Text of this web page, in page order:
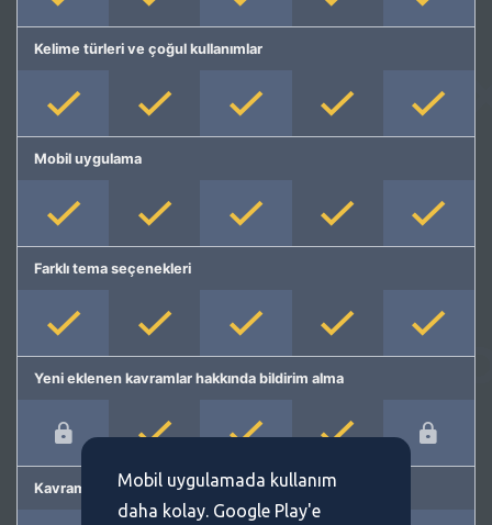
Kelime türleri ve çoğul kullanımlar
Mobil uygulama
Farklı tema seçenekleri
Yeni eklenen kavramlar hakkında bildirim alma
Kavram önermeMobil uygulamada kullanım
daha kolay. Google Play'e